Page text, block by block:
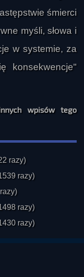
śmierci
myśli, słowa i
w systemie, za
konsekwencje"
wpisów tego
razy)
razy)
razy)
razy)